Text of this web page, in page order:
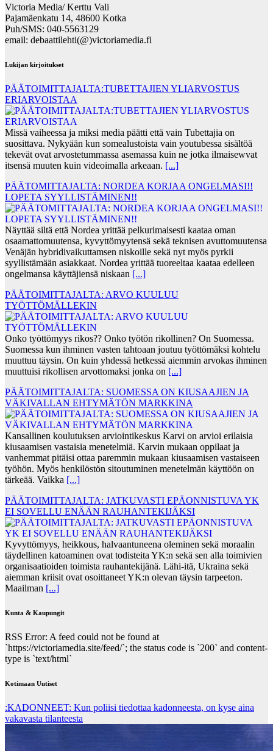
Victoria Media/ Kerttu Vali
Pajamäenkatu 14, 48600 Kotka
Puh/SMS: 040-5563129
email: debaattilehti(@)victoriamedia.fi
Lukijan kirjoitukset
PÄÄTOIMITTAJALTA:TUBETTAJIEN YLIARVOSTUS
ERIARVOISTAA
Missä vaiheessa ja miksi media päätti että vain Tubettajia on
suosittava. Nykyään kun somealustoista vain youtubessa sisältöä
tekevät ovat arvostetummassa asemassa kuin ne jotka ilmaisewvat
itsensä muuten kuin videoimalla arkeaan. [...]
PÄÄTOMITTAJALTA: NORDEA KORJAA ONGELMASI!!
LOPETA SYYLLISTÄMINEN!!
Näyttää siltä että Nordea yrittää pelkurimaisesti kaataa oman
osaamattomuutensa, kyvyttömyytensä sekä teknisen avuttomuutensa
Venäjän hybridivaikuttamsen niskoille sekä nyt myös pyrkii
syyllistämään asiakkaat. Nordea yrittää tuoreeltaa kaataa edelleen
ongelmansa käyttäjiensä niskaan [...]
PÄÄTOIMITTAJALTA: ARVO KUULUU
TYÖTTÖMÄLLEKIN
Onko työttömyys rikos?? Onko työtön rikollinen? On Suomessa.
Suomessa kun ihminen vasten tahtoaan joutuu työttömäksi kohtelu
muuttuu täysin. On kuin yhdessä hetkessä aiemmin arvokas ihminen
muuttuisi rikollisen arvottomaksi jonka on [...]
PÄÄTOIMITTAJALTA: SUOMESSA ON KIUSAAJIEN JA
VÄKIVALLAN EHTYMÄTÖN MARKKINA
Kansallinen koulutuksen arviointikeskus Karvi on arvioi erilaisia
kiusaamisen vastaisia menetelmiä. Karvin mukaan oppilaat ja
vanhemmat pitäisi ottaa paremmin mukaan kiusaamisen vastaiseen
työhön. Myös henkilöstön sitoutuminen menetelmän käyttöön on
tärkeää. Vaikka [...]
PÄÄTOIMITTAJALTA: JATKUVASTI EPÄONNISTUVA YK
EI SOVELLU ENÄÄN RAUHANTEKIJÄKSI
Kyvyttömyys, heikkous, halvaantuneena oleminen sekä moraalin
täydellinen katoaminen ovat todisteita YK:n sekä sen alla toimivien
organisaatioiden toimista rauhantekijänä. Lähi-itä, Ukraina sekä
aiemman kriisit ovat osoittaneet YK:n olevan täysin tarpeeton.
Maailman [...]
Kunta & Kaupungit
RSS Error: A feed could not be found at
`https://victoriamedia.site/feed/`; the status code is `200` and content-
type is `text/html`
Kotimaan Uutiset
:KADONNEET: Kun poliisi tiedottaa kadonneesta, on kyse aina
vakavasta tilanteesta